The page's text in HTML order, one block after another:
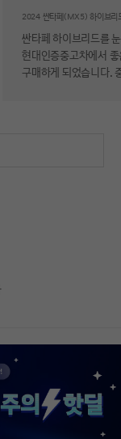
싼타페 하이브리드를
현대인증중고차에서
구매하게 되었습니다.
도착해 기분 좋게 차를
완벽한 경험이었습니
고민하는 사람 있으면
현대인증중고차 추천
차량 보내주셔서 감사